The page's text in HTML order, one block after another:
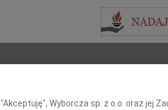
Imię i nazwisko lub numer
Wyborcza sp. z o.o. oraz jej